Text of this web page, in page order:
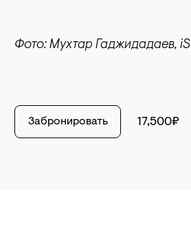
Фото: Мухтар Гаджидадаев,
Забронировать 17,500₽